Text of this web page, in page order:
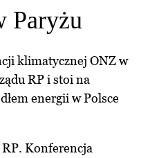
Paryżu
klimatycznej ONZ w
RP i stoi na
energii w Polsce
RP. Konferencja